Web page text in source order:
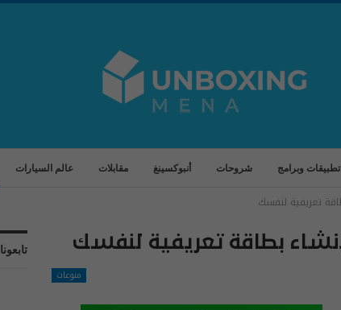
تطبيقات وبرامج شروحات أنبوكسينغ مقابلات عالم السيارات
منوعات
تابعونا